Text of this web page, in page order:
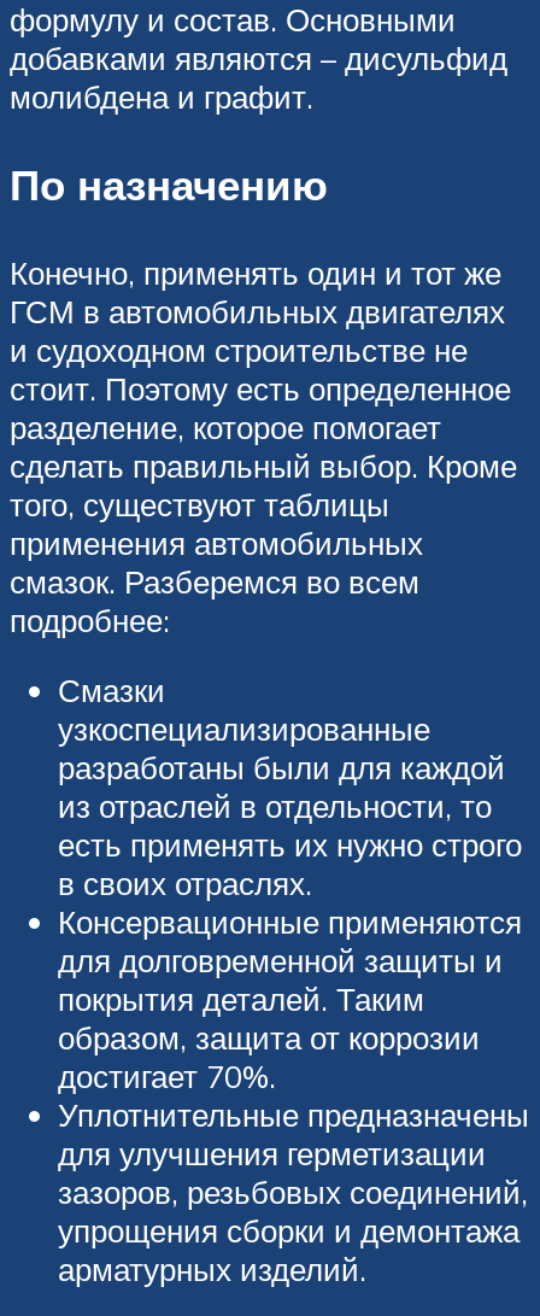
формулу и состав. Основными
добавками являются – дисульфид
молибдена и графит.
По назначению
Конечно, применять один и тот же
ГСМ в автомобильных двигателях
и судоходном строительстве не
стоит. Поэтому есть определенное
разделение, которое помогает
сделать правильный выбор. Кроме
того, существуют таблицы
применения автомобильных
смазок. Разберемся во всем
подробнее:
Смазки
узкоспециализированные
разработаны были для каждой
из отраслей в отдельности, то
есть применять их нужно строго
в своих отраслях.
Консервационные применяются
для долговременной защиты и
покрытия деталей. Таким
образом, защита от коррозии
достигает 70%.
Уплотнительные предназначены
для улучшения герметизации
зазоров, резьбовых соединений,
упрощения сборки и демонтажа
арматурных изделий.